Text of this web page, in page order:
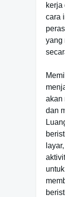
kerja
cara
yang
akan
dan